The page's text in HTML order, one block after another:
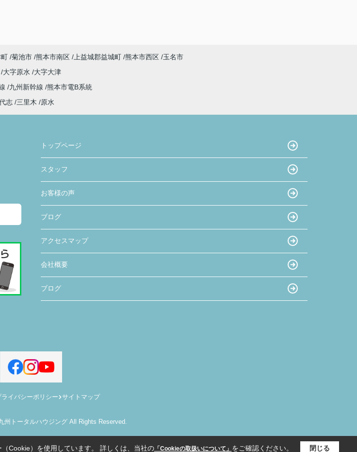
菊池市 熊本市南区 上益城郡益城町 熊本市西区 玉名市
大字原水
大字大津
九州新幹線 熊本市電B系統
志 三里木 原水
トップページ
スタッフ
お客様の声
ブログ
アクセスマップ
会社概要
ブログ
ライバシーポリシー サイトマップ
州トータルハウジング All Rights Reserved.
Cookie）を使用しています。 詳しくは、当社の「Cookieの取扱いについて」 をご確認ください。 閉じる